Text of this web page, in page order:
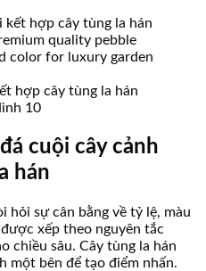
hợp cây tùng la hán
10
cuội cây cảnh
hán
hỏi sự cân bằng về tỷ lệ, màu
xếp theo nguyên tắc
chiều sâu. Cây tùng la hán
một bên để tạo điểm nhấn.